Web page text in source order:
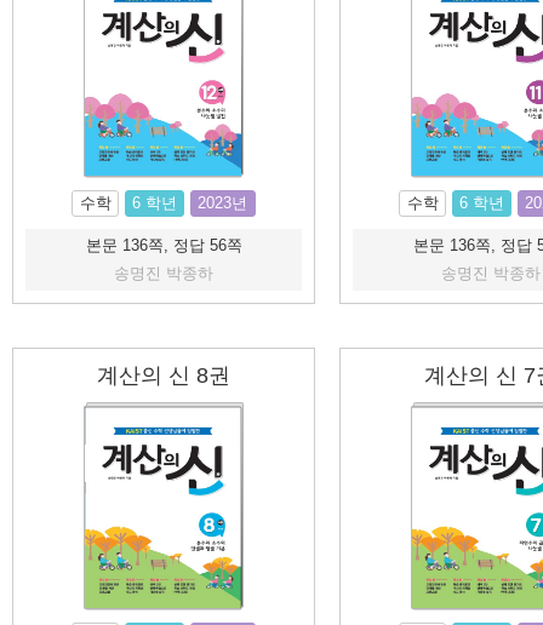
수학 6 학년 2023년
본문 136쪽, 정답 56쪽
송명진 박종하
수학 6 학년
본문 136쪽, 정답
송명진 박종하
계산의 신 8권 계산의 신 7